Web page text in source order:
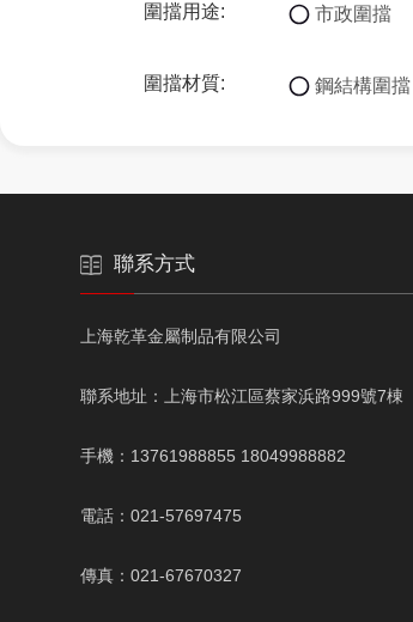
圍擋用途: 市政圍擋
圍擋材質: 鋼結構圍擋
聯系方式
上海乾革金屬制品有限公司
聯系地址：上海市松江區蔡家浜路999號7棟
手機：13761988855 18049988882
電話：021-57697475
傳真：021-67670327